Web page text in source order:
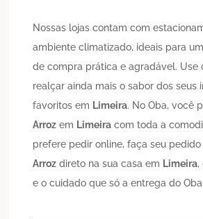
Nossas lojas contam com
ambiente climatizado, ideais para
de compra prática e agradável. Use
realçar ainda mais o sabor dos seus
favoritos em Limeira. No Oba, você
Arroz em Limeira com toda a
prefere pedir online, faça seu
Arroz direto na sua casa em Limeira,
e o cuidado que só a entrega do